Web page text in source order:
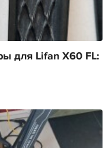
для Lifan X60 FL: